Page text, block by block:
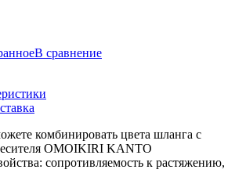
В сравнение
комбинировать цвета шланга с
OMOIKIRI KANTO
сопротивляемость к растяжению,